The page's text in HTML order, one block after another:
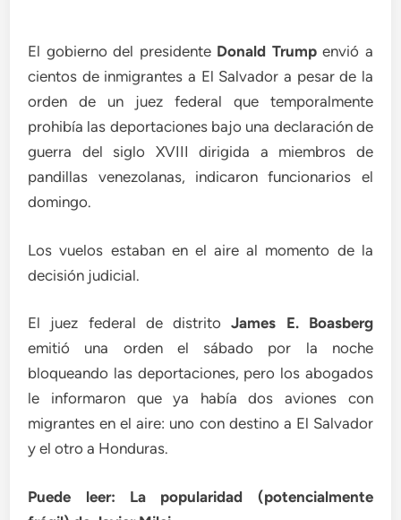
El gobierno del presidente Donald Trumpenvió a
cientos de inmigrantes a El Salvador a pesar de la
orden de un juez federal que temporalmente
prohibía las deportaciones bajo una declaración de
guerra del siglo XVIII dirigida a miembros de
pandillas venezolanas, indicaron funcionarios el
domingo.
Los vuelos estaban en el aire al momento de la
decisión judicial.
El juez federal de distritoJames E. Boasberg
emitió una orden el sábado por la noche
bloqueando las deportaciones, pero los abogados
le informaron que ya había dos aviones con
migrantes en el aire: uno con destino a El Salvador
y el otro a Honduras.
Puede leer: La popularidad (potencialmente